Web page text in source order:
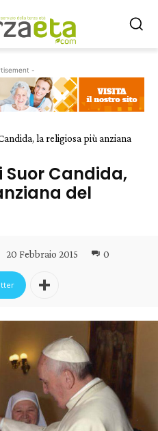
-
la religiosa più anziana
Suor Candida,
del
20 Febbraio 2015 0